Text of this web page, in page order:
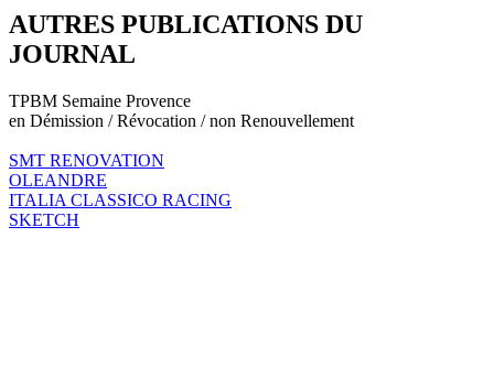
AUTRES PUBLICATIONS DU
JOURNAL
TPBM Semaine Provence
en Démission / Révocation / non Renouvellement
SMT RENOVATION
OLEANDRE
ITALIA CLASSICO RACING
SKETCH